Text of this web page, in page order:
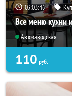
03:03:42
Все меню кухни
Автозаводская
110 руб.